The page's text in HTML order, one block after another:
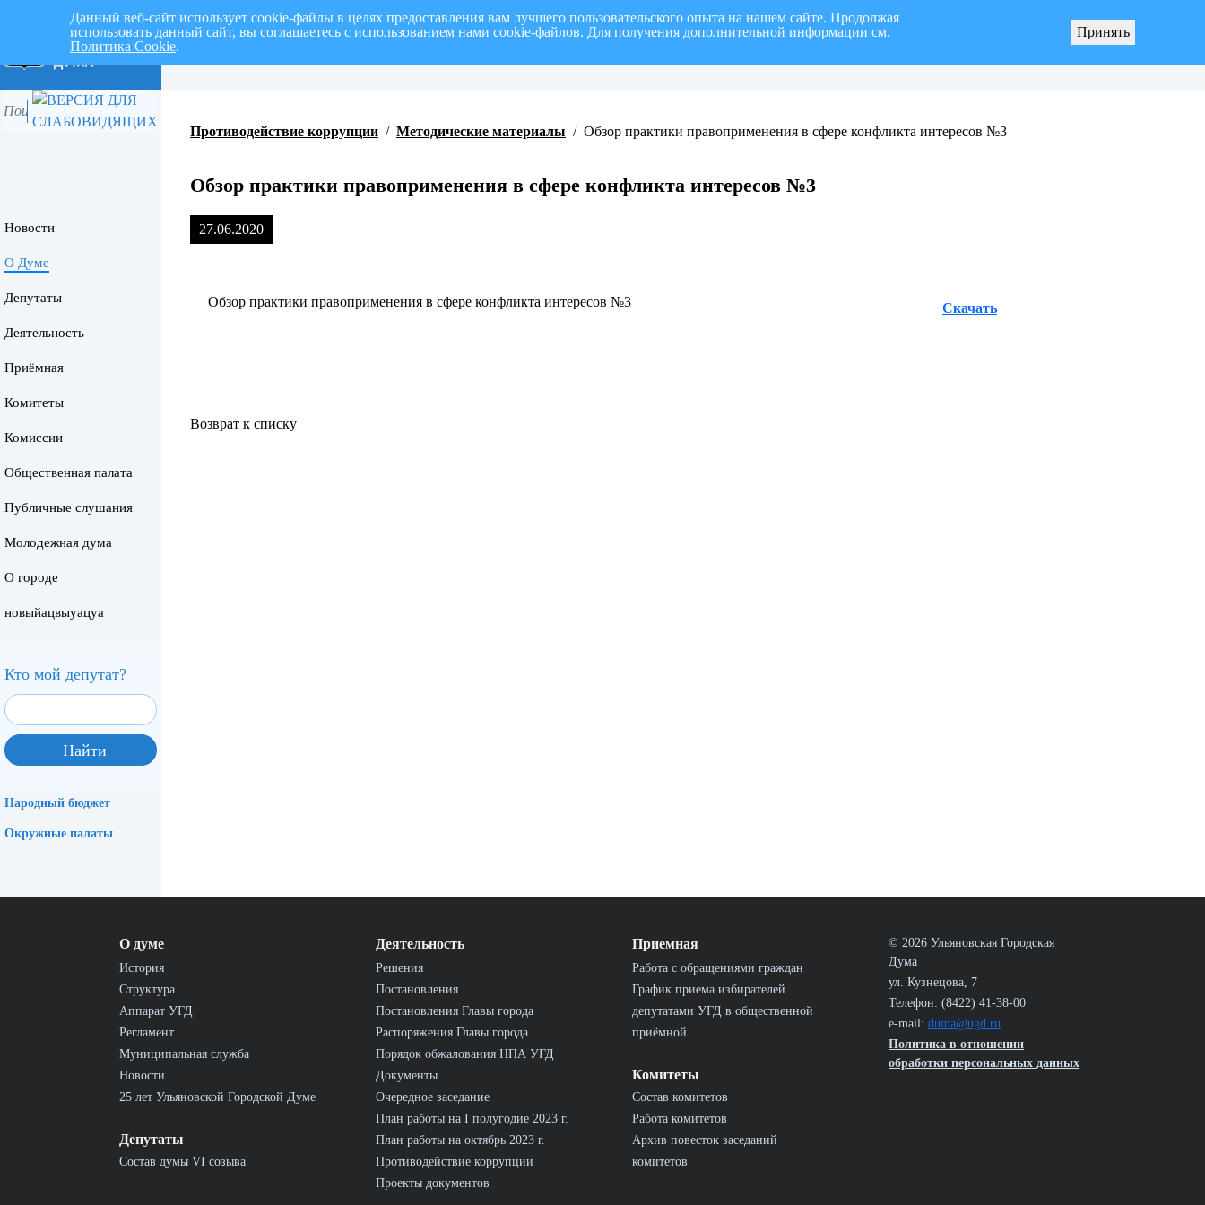
О мерах по реализации инициативных
Новости
О Думе
Депутаты
Деятельность
Приёмная
Комитеты
Комиссии
Общественная палата
Публичные слушания
Молодежная дума
О городе
новыйацвыуацуа
Кто мой депутат?
Народный бюджет
Окружные палаты
Противодействие коррупции / Методические материалы / Обзор практики правоприменения в сфере конфликта интересов №3
Обзор практики правоприменения в сфере конфликта интересов №3
27.06.2020
Обзор практики правоприменения в сфере конфликта интересов №3 Скачать
Возврат к списку
О думе
История
Структура
Аппарат УГД
Регламент
Муниципальная служба
Новости
25 лет Ульяновской Городской Думе
Депутаты
Состав думы VI созыва
Деятельность
Решения
Постановления
Постановления Главы города
Распоряжения Главы города
Порядок обжалования НПА УГД
Документы
Очередное заседание
План работы на I полугодие 2023 г.
План работы на октябрь 2023 г.
Противодействие коррупции
Проекты документов
Приемная
Работа с обращениями граждан
График приема избирателей
депутатами УГД в общественной
приёмной
Комитеты
Состав комитетов
Работа комитетов
Архив повесток заседаний
комитетов
© 2026 Ульяновская Городская
Дума
ул. Кузнецова, 7
Телефон: (8422) 41-38-00
e-mail: duma@ugd.ru
Политика в отношении
обработки персональных данных
Данный веб-сайт использует cookie-файлы в целях предоставления вам лучшего пользовательского опыта на нашем сайте. Продолжая
использовать данный сайт, вы соглашаетесь с использованием нами cookie-файлов. Для получения дополнительной информации см.
Политика Cookie.
Принять